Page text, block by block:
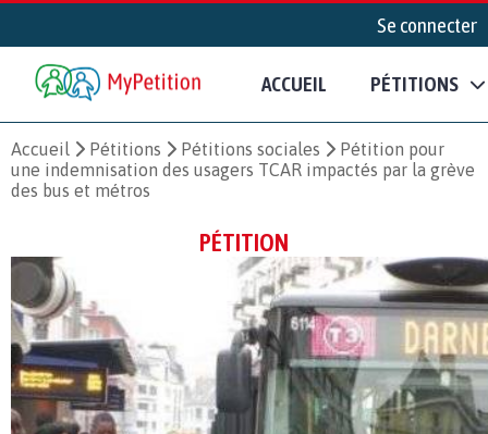
Se connecter
ACCUEIL PÉTITIONS
Accueil Pétitions Pétitions sociales
Pétition pour
une indemnisation des usagers TCAR impactés par la grève
des bus et métros
PÉTITION